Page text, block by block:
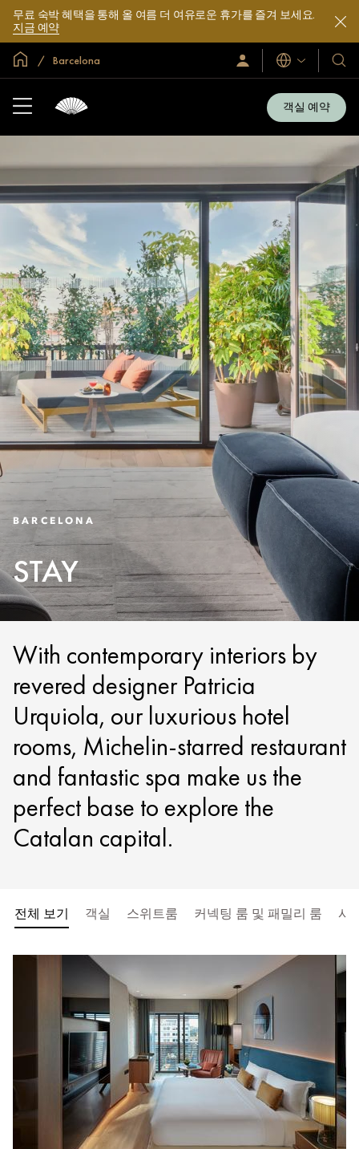
무료 숙박 혜택을 통해 올 여름 더 여유로운 휴가를 즐겨 보세요.
지금 예약
글로벌 홈Barcelona
로
그
언
어
호
텔
및
리
트
개
객실 예약
BARCELONA
STAY
With contemporary interiors by
revered designer Patricia
Urquiola, our luxurious hotel
rooms, Michelin-starred restaurant
and fantastic spa make us the
perfect base to explore the
Catalan capital.
전체 보기 객실 스위트룸 커넥팅 룸 및 패밀리 룸 시